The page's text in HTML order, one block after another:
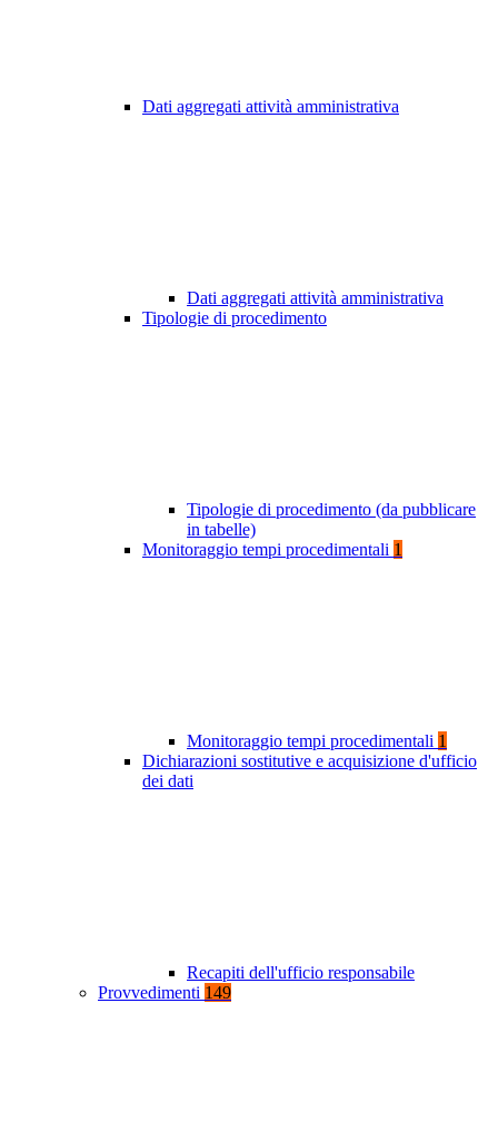
Dati aggregati attività amministrativa
Dati aggregati attività amministrativa
Tipologie di procedimento
Tipologie di procedimento (da pubblicare
in tabelle)
Monitoraggio tempi procedimentali 1
Monitoraggio tempi procedimentali 1
Dichiarazioni sostitutive e acquisizione d'ufficio
dei dati
Recapiti dell'ufficio responsabile
Provvedimenti 149